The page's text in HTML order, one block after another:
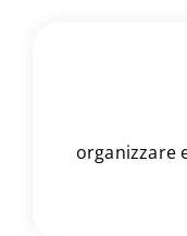
organizzare